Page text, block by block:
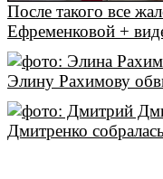
После такого все
Ефременковой +
Элину Рахимову
Дмитренко